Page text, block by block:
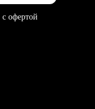
с офертой